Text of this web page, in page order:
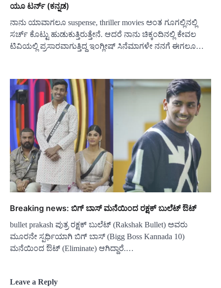
ಯೂ ಟರ್ನ್ (ಕನ್ನಡ)
ನಾನು ಯಾವಾಗಲೂ suspense, thriller movies ಅಂತ ಗೂಗಲ್ಲಿನಲ್ಲಿ
ಸರ್ಚ್ ಕೊಟ್ಟು ಹುಡುಕುತ್ತಿರುತ್ತೇನೆ. ಆದರೆ ನಾನು ಚಿಕ್ಕಂದಿನಲ್ಲಿ ಕೇವಲ
ಟಿವಿಯಲ್ಲಿ ಪ್ರಸಾರವಾಗುತ್ತಿದ್ದ ಇಂಗ್ಲೀಷ್ ಸಿನೆಮಾಗಳೇ ನನಗೆ ಈಗಲೂ…
Breaking news: ಬಿಗ್ ಬಾಸ್ ಮನೆಯಿಂದ ರಕ್ಷಕ್ ಬುಲೆಟ್ ಔಟ್
bullet prakash ಪುತ್ರ ರಕ್ಷಕ್ ಬುಲೆಟ್ (Rakshak Bullet) ಅವರು
ಮೂರನೇ ಸ್ಪರ್ಧಿಯಾಗಿ ಬಿಗ್ ಬಾಸ್ (Bigg Boss Kannada 10)
ಮನೆಯಿಂದ ಔಟ್ (Eliminate) ಆಗಿದ್ದಾರೆ.…
Leave a Reply